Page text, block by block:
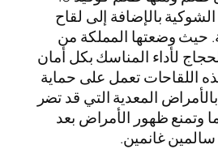
بالإضافة إلى لقاح
حيث وضعتها المملكة من
لأداء المناسك بكل أمان
اللقاحات تعمل على حماية
المعدية التي قد تضر
وتمنع ظهور الأمراض بعد
غانمين.